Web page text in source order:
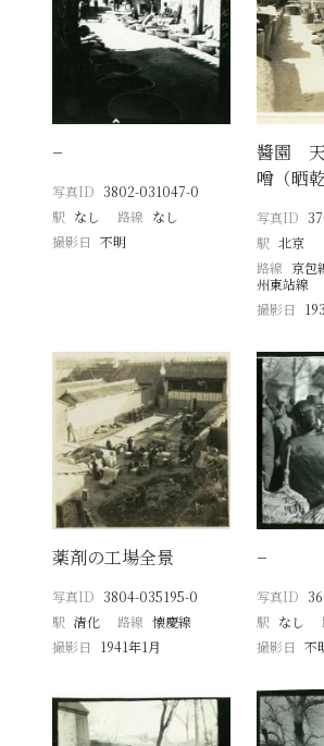
−
写真ID 3802-031047-0
駅 なし 路線 なし
撮影日
不明
醬園 天
噌（晒乾
写真ID
駅 北京
路線 京包
州東站線
撮影日
薬剤の工場全景
写真ID 3804-035195-0
駅 清化 路線 懐慶線
撮影日
1941年1月
−
写真ID
駅 なし
撮影日 不